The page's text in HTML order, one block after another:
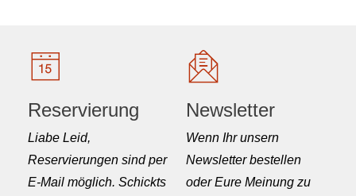
Reservierung
Liabe Leid,
Reservierungen sind per
E-Mail möglich. Schickts
Newsletter
Wenn Ihr unsern
Newsletter bestellen
oder Eure Meinung zu